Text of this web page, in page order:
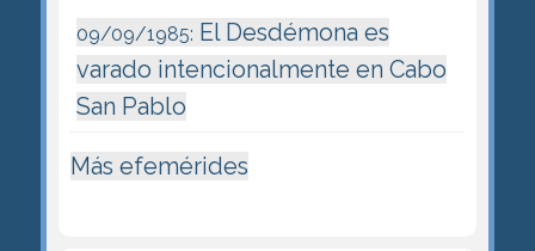
09/09/1985: El Desdémona es
varado intencionalmente en Cabo
San Pablo
Más efemérides